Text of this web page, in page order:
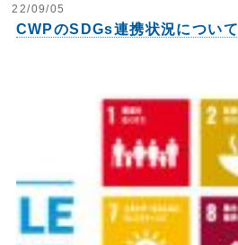
22/09/05
CWPのSDGs連携状況について